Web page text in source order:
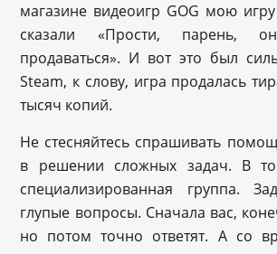
магазине видеоигр GOG мою
сказали «Прости, парень,
продаваться». И вот это был
Steam, к слову, игра продалась
тысяч копий.
Не стесняйтесь спрашивать
в решении сложных задач. В
специализированная группа.
глупые вопросы. Сначала вас,
но потом точно ответят. А со